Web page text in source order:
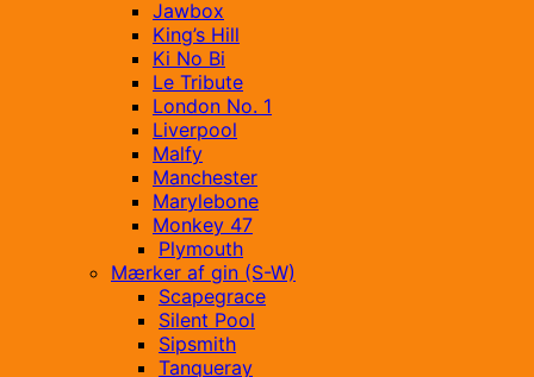
Jawbox
King’s Hill
Ki No Bi
Le Tribute
London No. 1
Liverpool
Malfy
Manchester
Marylebone
Monkey 47
Plymouth
Mærker af gin (S-W)
Scapegrace
Silent Pool
Sipsmith
Tanqueray